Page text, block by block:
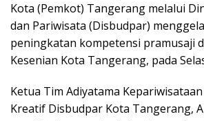
Kota (Pemkot) Tangerang melalui
dan Pariwisata (Disbudpar)
peningkatan kompetensi pramusaji
Kesenian Kota Tangerang, pada
Ketua Tim Adiyatama
Kreatif Disbudpar Kota Tangerang,